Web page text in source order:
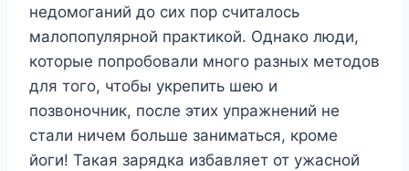
недомоганий до сих пор считалось
малопопулярной практикой. Однако люди,
которые попробовали много разных методов
для того, чтобы укрепить шею и
позвоночник, после этих упражнений не
стали ничем больше заниматься, кроме
йоги! Такая зарядка избавляет от ужасной